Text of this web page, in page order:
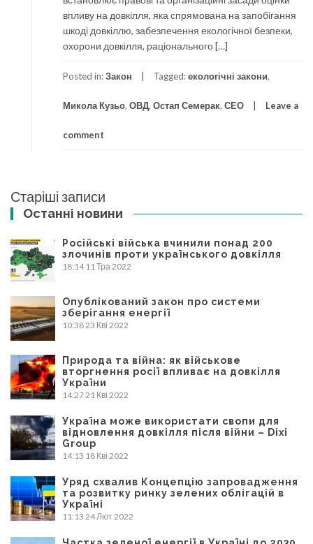
впливу на довкілля, яка спрямована на запобігання
шкоді довкіллю, забезпечення екологічної безпеки,
охорони довкілля, раціонального […]
Posted in:Закон Tagged:екологічні закони,
Микола Кузьо, ОВД, Остап Семерак, СЕО Leave a
comment
Навігація
записів
Старіші записи
Останні новини
Російські війська вчинили понад 200
злочинів проти українського довкілля
18:14 11 Тра 2022
Опублікований закон про системи
зберігання енергії
10:38 23 Кві 2022
Природа та війна: як військове
вторгнення росії впливає на довкілля
України
14:27 21 Кві 2022
Україна може використати свопи для
відновлення довкілля після війни – Dixi
Group
14:13 18 Кві 2022
Уряд схвалив Концепцію запровадження
та розвитку ринку зелених облігацій в
Україні
11:13 24 Лют 2022